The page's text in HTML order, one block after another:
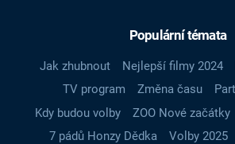
Populární témata
Jak zhubnout Nejlepší filmy 2024
TV program
Změna času
Kdy budou volby
ZOO Nové začátky
7 pádů Honzy Dědka
Volby 2025